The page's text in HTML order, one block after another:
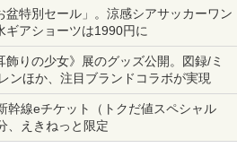
盆特別セール」。涼感シアサッカーワン
ギアショーツは1990円に
飾りの少女》展のグッズ公開。図録/ミ
ンほか、注目ブランドコラボが実現
幹線eチケット（トクだ値スペシャル
、えきねっと限定